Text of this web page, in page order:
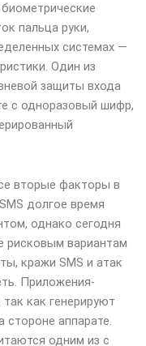
пальца руки,
системах —
Один из
защиты входа
с одноразовый шифр,
вторые факторы в
долгое время
однако сегодня
рисковым вариантам
кражи SMS и атак
Приложения-
как генерируют
аппарате.
одним из с